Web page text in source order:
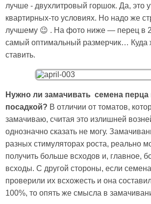
лучше - двухлитровый горшок. Да, это
квартирных-то условиях. Но надо же
лучшему 😉 . На фото ниже — перец в
самый оптимальный размерчик… Куда
ставить.
Нужно ли замачивать семена перца
посадкой? В отличии от томатов,
замачиваю, считая это излишней
однозначно сказать не могу.
разных стимуляторах роста, реально
получить больше всходов и, главное,
всходы. С другой стороны, если
проверили их всхожесть и она
100%, то опять же смысла в